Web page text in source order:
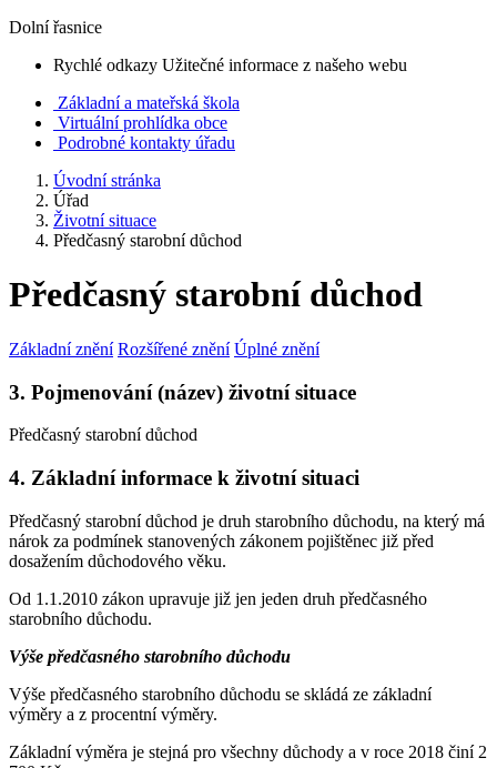
Dolní řasnice
Rychlé odkazy Užitečné informace z našeho webu
Základní a mateřská škola
Virtuální prohlídka obce
Podrobné kontakty úřadu
Úvodní stránka
Úřad
Životní situace
Předčasný starobní důchod
Předčasný starobní důchod
Základní znění Rozšířené znění Úplné znění
3. Pojmenování (název) životní situace
Předčasný starobní důchod
4. Základní informace k životní situaci
Předčasný starobní důchod je druh starobního důchodu, na který má
nárok za podmínek stanovených zákonem pojištěnec již před
dosažením důchodového věku.
Od 1.1.2010 zákon upravuje již jen jeden druh předčasného
starobního důchodu.
Výše předčasného starobního důchodu
Výše předčasného starobního důchodu se skládá ze základní
výměry a z procentní výměry.
Základní výměra je stejná pro všechny důchody a v roce 2018 činí 2